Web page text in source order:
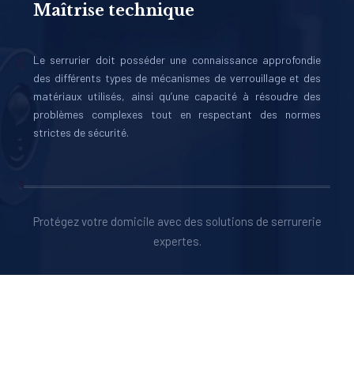
Maîtrise technique
Le serrurier doit posséder une connaissance approfondie
des différents types de mécanismes de verrouillage et des
matériaux utilisés, ainsi qu’une capacité à résoudre des
problèmes complexes tout en respectant des normes
strictes de sécurité.
Protégez votre domicile avec des solutions de serrurerie
expertes.